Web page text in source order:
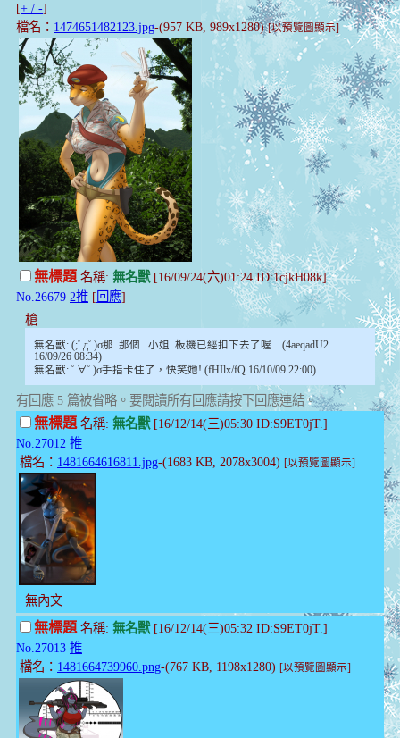
[+ / -]
檔名： 1474651482123.jpg-(957 KB, 989x1280)[以預覽圖顯示]
無標題名稱: 無名獸[16/09/24(六)01:24 ID:1cjkH08k]
No.26679 2推 [ 回應]
槍
無名獸: (;ﾟдﾟ)σ那..那個...小姐..板機已經扣下去了喔... (4aeqadU2
16/09/26 08:34)
無名獸: ﾟ∀ﾟ)σ手指卡住了，快笑她! (fHIlx/fQ 16/10/09 22:00)
有回應 5 篇被省略。要閱讀所有回應請按下回應連結。
無標題名稱: 無名獸[16/12/14(三)05:30 ID:S9ET0jT.]
No.27012 推
檔名： 1481664616811.jpg-(1683 KB, 2078x3004) [以預覽圖顯示]
無內文
無標題名稱: 無名獸[16/12/14(三)05:32 ID:S9ET0jT.]
No.27013 推
檔名： 1481664739960.png-(767 KB, 1198x1280) [以預覽圖顯示]